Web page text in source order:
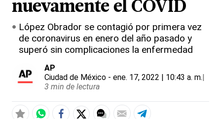
nuevamente el COVID
López Obrador se contagió por primera vez
de coronavirus en enero del año pasado y
superó sin complicaciones la enfermedad
AP
Ciudad de México - ene. 17, 2022 | 10:43 a. m.|
3 min de lectura